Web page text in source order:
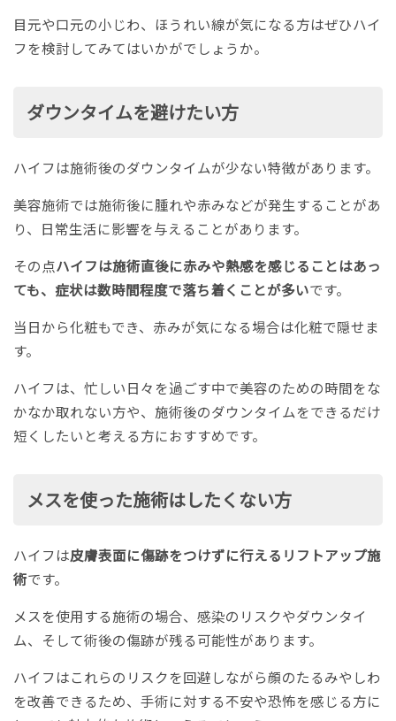
目元や口元の小じわ、ほうれい線が気になる方はぜひハイ
フを検討してみてはいかがでしょうか。
ダウンタイムを避けたい方
ハイフは施術後のダウンタイムが少ない特徴があります。
美容施術では施術後に腫れや赤みなどが発生することがあ
り、日常生活に影響を与えることがあります。
その点ハイフは施術直後に赤みや熱感を感じることはあっ
ても、症状は数時間程度で落ち着くことが多いです。
当日から化粧もでき、赤みが気になる場合は化粧で隠せま
す。
ハイフは、忙しい日々を過ごす中で美容のための時間をな
かなか取れない方や、施術後のダウンタイムをできるだけ
短くしたいと考える方におすすめです。
メスを使った施術はしたくない方
ハイフは皮膚表面に傷跡をつけずに行えるリフトアップ施
術です。
メスを使用する施術の場合、感染のリスクやダウンタイ
ム、そして術後の傷跡が残る可能性があります。
ハイフはこれらのリスクを回避しながら顔のたるみやしわ
を改善できるため、手術に対する不安や恐怖を感じる方に